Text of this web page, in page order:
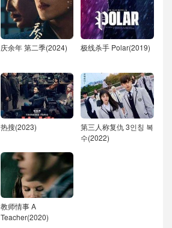
庆余年 第二季(2024) 极线杀手 Polar(2019)
热搜(2023)
第三人称复仇 3인칭 복
수(2022)
教师情事 A
Teacher(2020)